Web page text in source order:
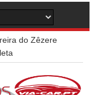
do Zêzere